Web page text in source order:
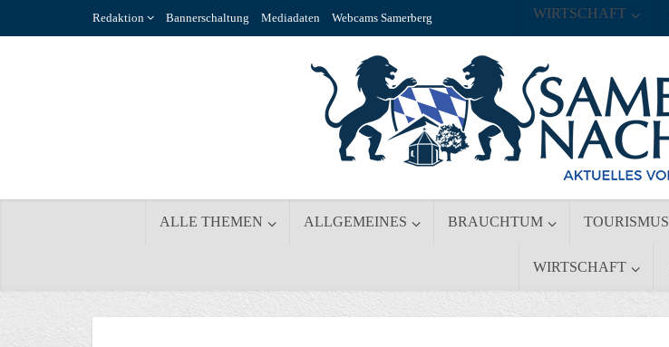
Redaktion Bannerschaltung Mediadaten Webcams Samerberg
ALLE THEMEN ALLGEMEINES BRAUCHTUM TOURISMUS
WIRTSCHAFT
WIRTSCHAFT